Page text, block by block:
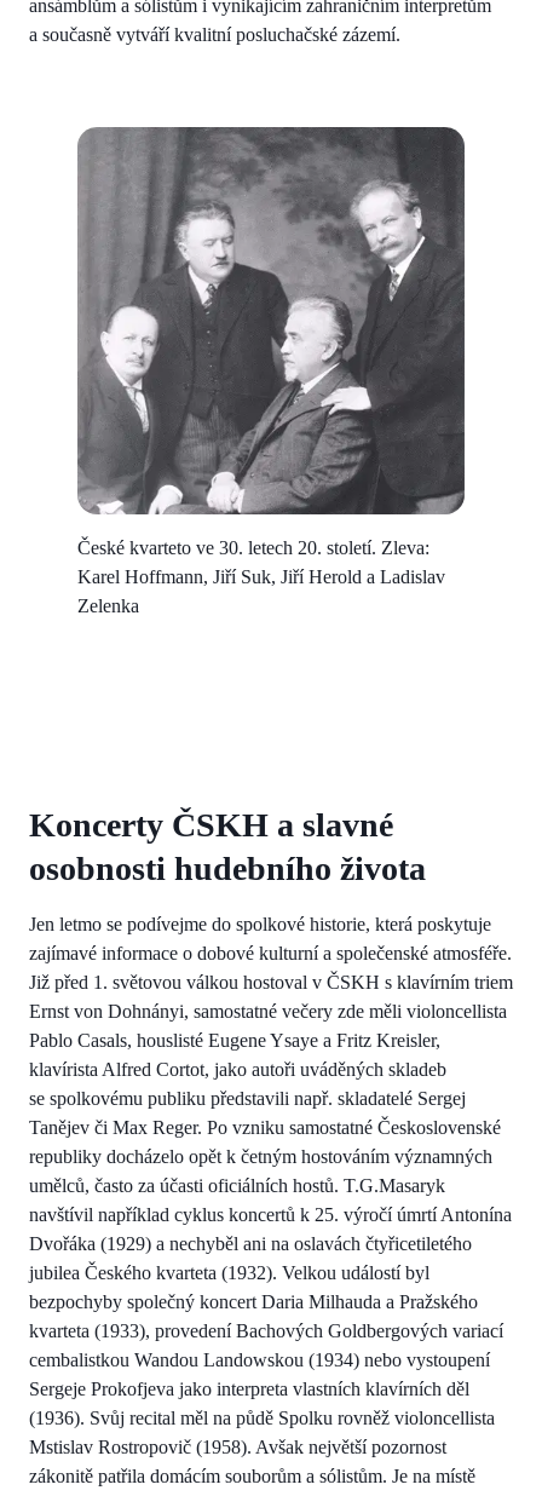
ansámblům a sólistům i vynikajícím zahraničním interpretům
a současně vytváří kvalitní posluchačské zázemí.
České kvarteto ve 30. letech 20. století. Zleva:
Karel Hoffmann, Jiří Suk, Jiří Herold a Ladislav
Zelenka
Koncerty ČSKH a slavné
osobnosti hudebního života
Jen letmo se podívejme do spolkové historie, která poskytuje
zajímavé informace o dobové kulturní a společenské atmosféře.
Již před 1. světovou válkou hostoval v ČSKH s klavírním triem
Ernst von Dohnányi, samostatné večery zde měli violoncellista
Pablo Casals, houslisté Eugene Ysaye a Fritz Kreisler,
klavírista Alfred Cortot, jako autoři uváděných skladeb
se spolkovému publiku představili např. skladatelé Sergej
Tanějev či Max Reger. Po vzniku samostatné Československé
republiky docházelo opět k četným hostováním významných
umělců, často za účasti oficiálních hostů. T.G.Masaryk
navštívil například cyklus koncertů k 25. výročí úmrtí Antonína
Dvořáka (1929) a nechyběl ani na oslavách čtyřicetiletého
jubilea Českého kvarteta (1932). Velkou událostí byl
bezpochyby společný koncert Daria Milhauda a Pražského
kvarteta (1933), provedení Bachových Goldbergových variací
cembalistkou Wandou Landowskou (1934) nebo vystoupení
Sergeje Prokofjeva jako interpreta vlastních klavírních děl
(1936). Svůj recital měl na půdě Spolku rovněž violoncellista
Mstislav Rostropovič (1958). Avšak největší pozornost
zákonitě patřila domácím souborům a sólistům. Je na místě